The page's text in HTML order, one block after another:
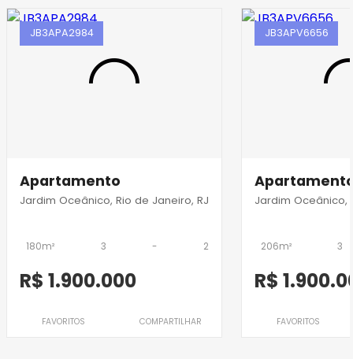
JB3APA2984
Apartamento
Jardim Oceânico, Rio de Janeiro, RJ
180m² 3 - 2
R$ 1.900.000
FAVORITOS COMPARTILHAR
JB3APV6656
Jardim Oceânico,
206m² 3
R$
FAVORITOS